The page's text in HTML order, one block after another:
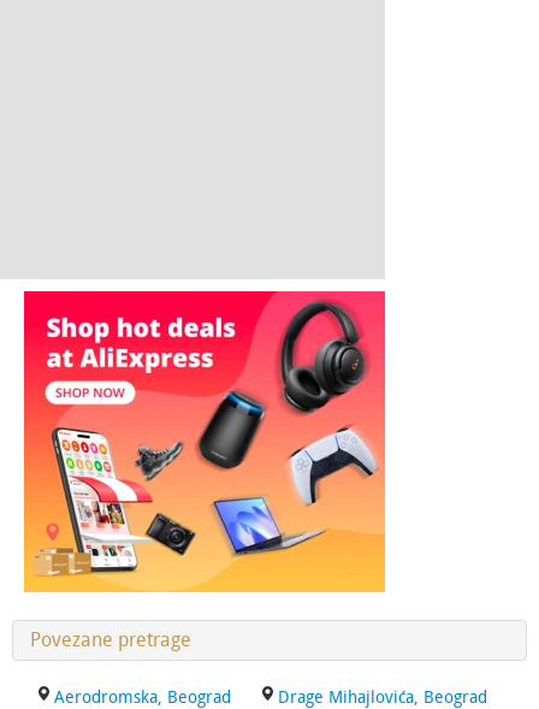
Povezane pretrage
Aerodromska, Beograd
Drage Mihajlovića, Beograd